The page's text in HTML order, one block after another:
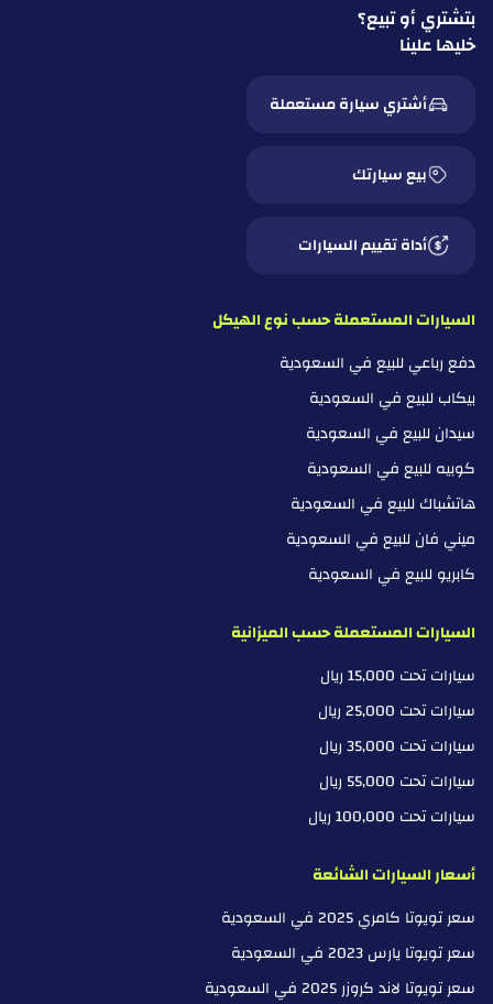
بتشتري أو تبيع؟
خليها علينا
أشتري سيارة مستعملة
بيع سيارتك
أداة تقييم السيارات
السيارات المستعملة حسب نوع الهيكل
دفع رباعي للبيع في السعودية
بيكاب للبيع في السعودية
سيدان للبيع في السعودية
كوبيه للبيع في السعودية
هاتشباك للبيع في السعودية
ميني فان للبيع في السعودية
كابريو للبيع في السعودية
السيارات المستعملة حسب الميزانية
سيارات تحت 15,000 ريال
سيارات تحت 25,000 ريال
سيارات تحت 35,000 ريال
سيارات تحت 55,000 ريال
سيارات تحت 100,000 ريال
أسعار السيارات الشائعة
سعر تويوتا كامري 2025 في السعودية
سعر تويوتا يارس 2023 في السعودية
سعر تويوتا لاند كروزر 2025 في السعودية